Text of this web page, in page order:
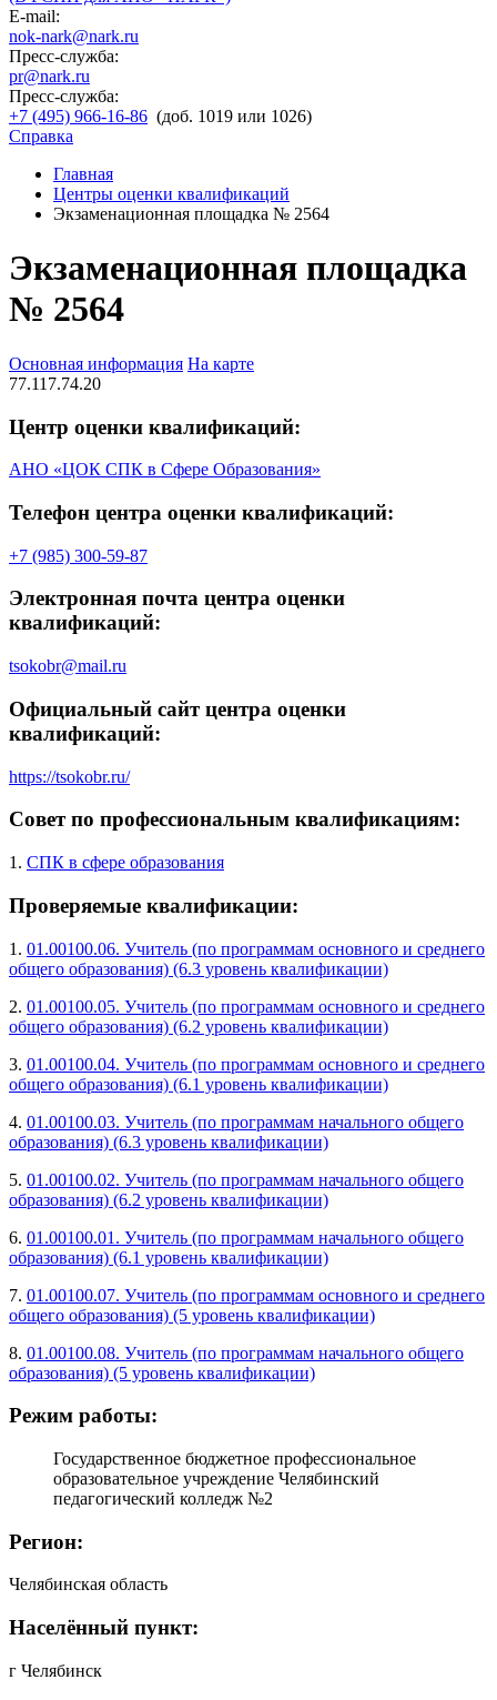
E-mail:
nok-nark@nark.ru
Пресс-служба:
pr@nark.ru
Пресс-служба:
+7 (495) 966-16-86 (доб. 1019 или 1026)
Справка
Главная
Центры оценки квалификаций
Экзаменационная площадка № 2564
Экзаменационная площадка
№ 2564
Основная информация На карте
77.117.74.20
Центр оценки квалификаций:
АНО «ЦОК СПК в Сфере Образования»
Телефон центра оценки квалификаций:
+7 (985) 300-59-87
Электронная почта центра оценки
квалификаций:
tsokobr@mail.ru
Официальный сайт центра оценки
квалификаций:
https://tsokobr.ru/
Совет по профессиональным квалификациям:
1. СПК в сфере образования
Проверяемые квалификации:
1. 01.00100.06. Учитель (по программам основного и среднего
общего образования) (6.3 уровень квалификации)
2. 01.00100.05. Учитель (по программам основного и среднего
общего образования) (6.2 уровень квалификации)
3. 01.00100.04. Учитель (по программам основного и среднего
общего образования) (6.1 уровень квалификации)
4. 01.00100.03. Учитель (по программам начального общего
образования) (6.3 уровень квалификации)
5. 01.00100.02. Учитель (по программам начального общего
образования) (6.2 уровень квалификации)
6. 01.00100.01. Учитель (по программам начального общего
образования) (6.1 уровень квалификации)
7. 01.00100.07. Учитель (по программам основного и среднего
общего образования) (5 уровень квалификации)
8. 01.00100.08. Учитель (по программам начального общего
образования) (5 уровень квалификации)
Режим работы:
Государственное бюджетное профессиональное
образовательное учреждение Челябинский
педагогический колледж №2
Регион:
Челябинская область
Населённый пункт:
г Челябинск